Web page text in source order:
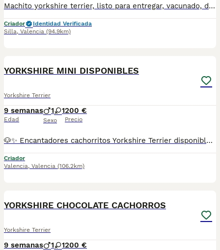
Machito yorkshire terrier, listo para entregar, vacunado, desparasitado, con garantia virica y genetica por escrito, revision veterinaria se salud y microchip y pasaporte. Siguenos en Facebook y tik tok. Alenellminiaturas.com 627887827
Criador
Identidad Verificada
Silla, Valencia (94.9km)
YORKSHIRE MINI DISPONIBLES
Yorkshire Terrier
9 semanas
Edad
1 1
Sexo
200 €
Precio
🐶✨ Encantadores cachorritos Yorkshire Terrier disponibles ✨🐶 💖 Pequeños criados en un entorno familiar, rodeados de cariño y atención desde sus primeros días. Son cachorros alegres, sociables y muy cariñosos, ideales para quienes buscan un compañero fiel para toda la familia. 🏡🥰 🐾 Características: ✔️ Tamaño reducido. ✔️ Pelo suave y brillante. ✔️ Carácter dulce, inteligente y juguetón. ✔️ Acostumbrados al contacto diario con personas. ✔️ Excelente adaptación al hogar. 🩺 Se entregan con: ✅ Revisión veterinaria. ✅ Vacunas correspondientes a su edad. ✅ Desparasitaciones al día. ✅ Cartilla sanitaria. 🎁 Posibilidad de reservar con antelación. 💶 Reserva mínima: 200 € 📸 Se pueden enviar fotos y vídeos actualizados por WhatsApp. 🌟 Un pequeño Yorkshire no solo llega a casa, llega para convertirse en parte de la familia y llenar cada día de alegría y momentos inolvidables. 🐾❤️ 📞 Más información por WhatsApp o llamada
Criador
Valencia, Valencia (106.2km)
YORKSHIRE CHOCOLATE CACHORROS
Yorkshire Terrier
9 semanas 1 1200 €